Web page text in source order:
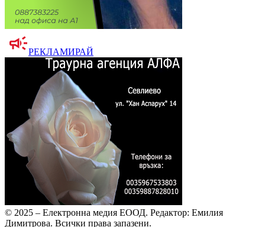
РЕКЛАМИРАЙ
© 2025 – Електронна медия ЕООД. Редактор: Емилия
Димитрова. Всички права запазени.